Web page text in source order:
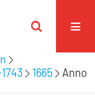
1665
Anno